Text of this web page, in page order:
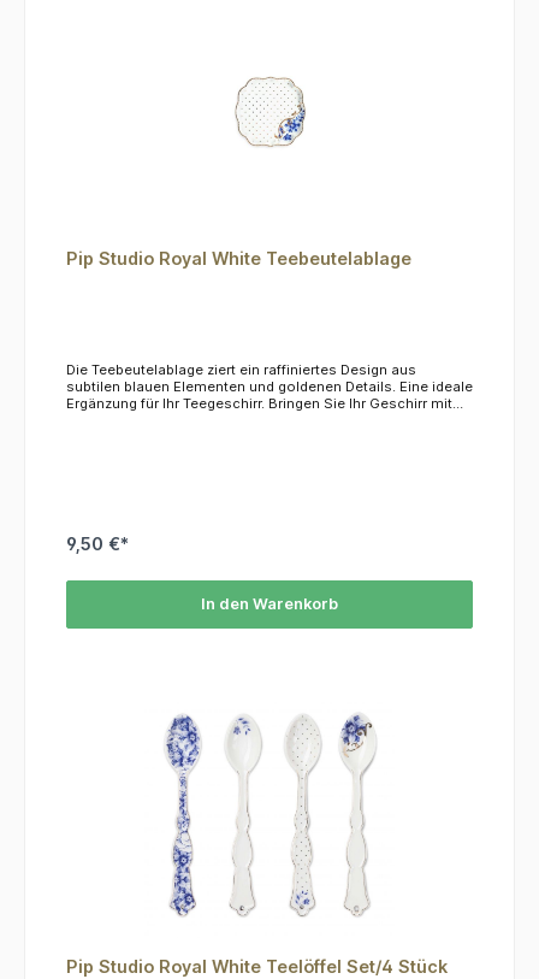
Pip Studio Royal White Teebeutelablage
Die Teebeutelablage ziert ein raffiniertes Design aus
subtilen blauen Elementen und goldenen Details. Eine ideale
Ergänzung für Ihr Teegeschirr. Bringen Sie Ihr Geschirr mit
9,50 €*
In den Warenkorb
Pip Studio Royal White Teelöffel Set/4 Stück